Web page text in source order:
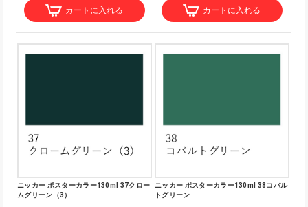
カートに入れる カートに入れる
ニッカー ポスターカラー130ml 37クロー
ムグリーン（3）
ニッカー ポスターカラー130ml 38コバル
トグリーン